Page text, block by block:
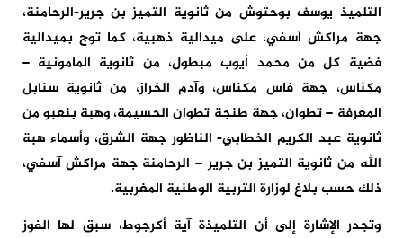
التلميذ يوسف بوحتوش من ثانوية التميز بن جرير-الرحامنة،
جهة مراكش آسفي، على ميدالية ذهبية، كما توج بميدالية
فضية كل من محمد أيوب مبطول، من ثانوية المامونية –
مكناس، جهة فاس مكناس، وآدم الخراز، من ثانوية سنابل
المعرفة – تطوان، جهة طنجة تطوان الحسيمة، وهبة بنعبو من
ثانوية عبد الكريم الخطابي- الناظور جهة الشرق، وأسماء هبة
الله من ثانوية التميز بن جرير – الرحامنة جهة مراكش آسفي،
ذلك حسب بلاغ لوزارة التربية الوطنية المغربية.
وتجدر الإشارة إلى أن التلميذة آية أكرجوط، سبق لها الفوز